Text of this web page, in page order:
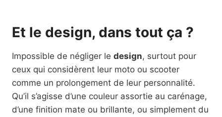
Et le design, dans tout ça ?
Impossible de négliger le design, surtout pour
ceux qui considèrent leur moto ou scooter
comme un prolongement de leur personnalité.
Qu’il s’agisse d’une couleur assortie au carénage,
d’une finition mate ou brillante, ou simplement du